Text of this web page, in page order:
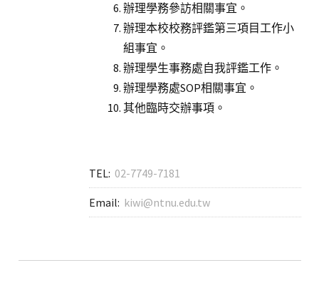
辦理學務參訪相關事宜。
辦理本校校務評鑑第三項目工作小
組事宜。
辦理學生事務處自我評鑑工作。
辦理學務處SOP相關事宜。
其他臨時交辦事項。
TEL: 02-7749-7181
Email: kiwi@ntnu.edu.tw